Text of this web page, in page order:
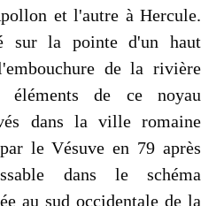
et l'autre à Hercule.
sur la pointe d'un haut
de la rivière
éléments de ce noyau
dans la ville romaine
le Vésuve en 79 après
dans le schéma
au sud occidentale de la